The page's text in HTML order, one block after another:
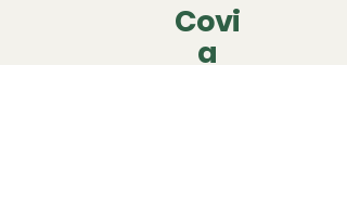
Covi
a